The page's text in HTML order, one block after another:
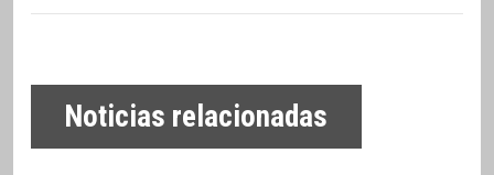
Noticias relacionadas